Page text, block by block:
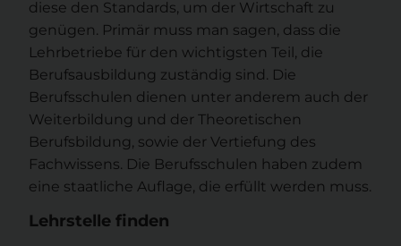
diese den Standards, um der Wirtschaft zu
genügen. Primär muss man sagen, dass die
Lehrbetriebe für den wichtigsten Teil, die
Berufsausbildung zuständig sind. Die
Berufsschulen dienen unter anderem auch der
Weiterbildung und der Theoretischen
Berufsbildung, sowie der Vertiefung des
Fachwissens. Die Berufsschulen haben zudem
eine staatliche Auflage, die erfüllt werden muss.
Lehrstelle finden